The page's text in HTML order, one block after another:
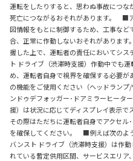
運転をしたりすると、思わぬ事故につ
死亡につながるおそれがあります。 ■
図情報をもとに制御するため、工事な
合、正常に作動しないおそれがありま
握した上で、運転者の責任においてシ
ト ドライブ（渋滞時支援）作動中でも
め、運転者自身で視界を確保する必要
の機能をご使用ください（ヘッドラン
ンドゥデフォッガー･ドアミラーヒー
援）は状況に応じてディスプレイ表示で
その際はただちに運転者自身でアクセ
を確保してください。 ■例えば次のよ
バンスト ドライブ（渋滞時支援）は作
れている暫定供用区間、サービスエリ